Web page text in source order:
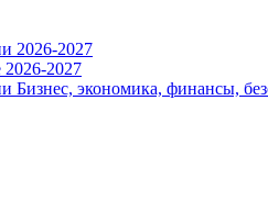
2026-2027
2027
Бизнес, экономика, финансы,